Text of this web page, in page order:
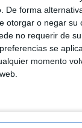
De forma
otorgar o negar su
no requerir de
se
momento
entornos
como
Dircom
la convicción
Gómez
algo y
que vamos a